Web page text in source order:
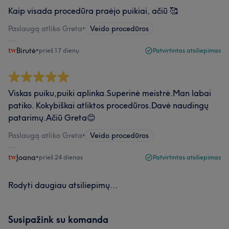
Kaip visada procedūra praėjo puikiai, ačiū 🥰
Paslaugą atliko Greta• Veido procedūros
Birutė•prieš 17 dienų Patvirtintas atsiliepimas
Viskas puiku,puiki aplinka.Superinė meistrė.Man labai
patiko. Kokybiškai atliktos procedūros.Davė naudingų
patarimų.Ačiū Greta😊
Paslaugą atliko Greta• Veido procedūros
Joana•prieš 24 dienas Patvirtintas atsiliepimas
Rodyti daugiau atsiliepimų...
Susipažink su komanda